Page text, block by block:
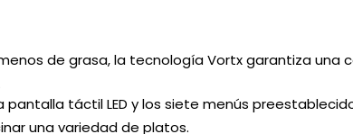
de grasa, la tecnología Vortx garantiza una
pantalla táctil LED y los siete menús
una variedad de platos.